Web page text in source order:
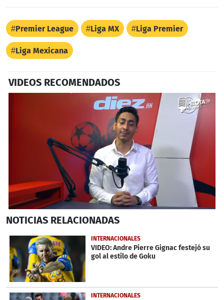
Premier League Liga MX Liga Premier
Liga Mexicana
VIDEOS RECOMENDADOS
seconds
7
minutes,
45
seconds
NOTICIAS RELACIONADAS
INTERNACIONALES
VIDEO: Andre Pierre Gignac festejó su
gol al estilo de Goku
INTERNACIONALES